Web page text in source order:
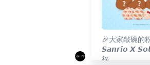
🎉大家敲碗的
𝙎𝙖𝙣𝙧𝙞𝙤 𝙓
福